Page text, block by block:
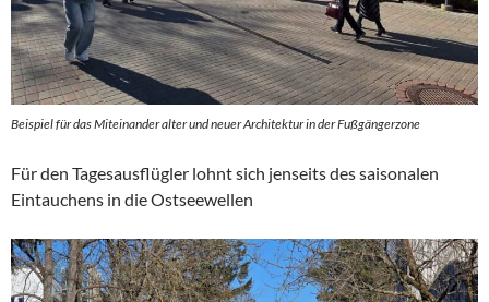
Beispiel für das Miteinander alter und neuer Architektur in der Fußgängerzone
Für den Tagesausflügler lohnt sich jenseits des saisonalen
Eintauchens in die Ostseewellen